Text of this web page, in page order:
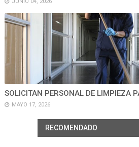
JUNIO 04, 2026
SOLICITAN PERSONAL DE LIMPIEZA
MAYO 17, 2026
RECOMENDADO